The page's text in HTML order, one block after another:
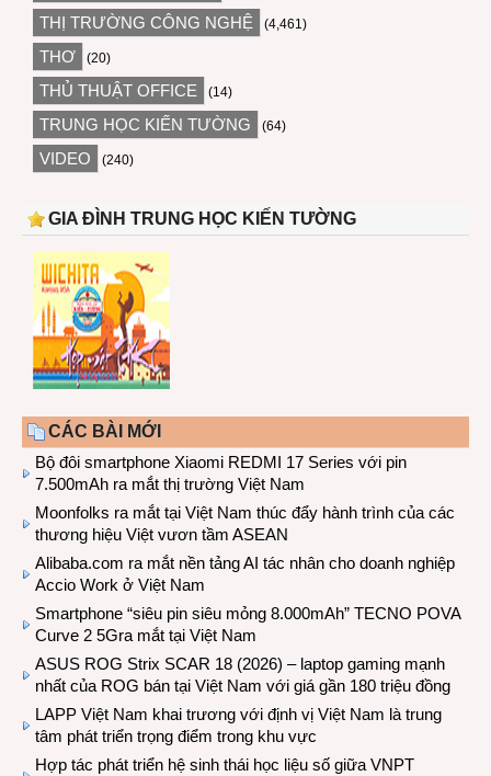
THỊ TRƯỜNG CÔNG NGHỆ (4,461)
THƠ (20)
THỦ THUẬT OFFICE (14)
TRUNG HỌC KIẾN TƯỜNG (64)
VIDEO (240)
GIA ĐÌNH TRUNG HỌC KIẾN TƯỜNG
CÁC BÀI MỚI
Bộ đôi smartphone Xiaomi REDMI 17 Series với pin
7.500mAh ra mắt thị trường Việt Nam
Moonfolks ra mắt tại Việt Nam thúc đẩy hành trình của các
thương hiệu Việt vươn tầm ASEAN
Alibaba.com ra mắt nền tảng AI tác nhân cho doanh nghiệp
Accio Work ở Việt Nam
Smartphone “siêu pin siêu mỏng 8.000mAh” TECNO POVA
Curve 2 5Gra mắt tại Việt Nam
ASUS ROG Strix SCAR 18 (2026) – laptop gaming mạnh
nhất của ROG bán tại Việt Nam với giá gần 180 triệu đồng
LAPP Việt Nam khai trương với định vị Việt Nam là trung
tâm phát triển trọng điểm trong khu vực
Hợp tác phát triển hệ sinh thái học liệu số giữa VNPT